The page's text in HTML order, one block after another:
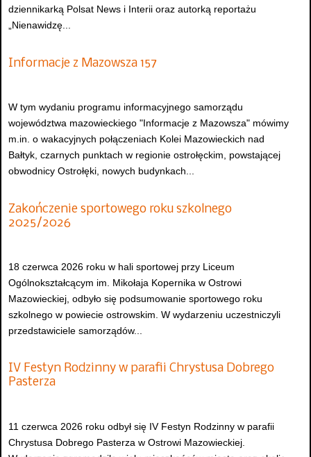
dziennikarką Polsat News i Interii oraz autorką reportażu
„Nienawidzę...
Informacje z Mazowsza 157
W tym wydaniu programu informacyjnego samorządu
województwa mazowieckiego "Informacje z Mazowsza" mówimy
m.in. o wakacyjnych połączeniach Kolei Mazowieckich nad
Bałtyk, czarnych punktach w regionie ostrołęckim, powstającej
obwodnicy Ostrołęki, nowych budynkach...
Zakończenie sportowego roku szkolnego
2025/2026
18 czerwca 2026 roku w hali sportowej przy Liceum
Ogólnokształcącym im. Mikołaja Kopernika w Ostrowi
Mazowieckiej, odbyło się podsumowanie sportowego roku
szkolnego w powiecie ostrowskim. W wydarzeniu uczestniczyli
przedstawiciele samorządów...
IV Festyn Rodzinny w parafii Chrystusa Dobrego
Pasterza
11 czerwca 2026 roku odbył się IV Festyn Rodzinny w parafii
Chrystusa Dobrego Pasterza w Ostrowi Mazowieckiej.